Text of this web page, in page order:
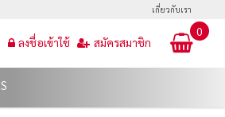
เกี่ยวกับเรา
0
ลงชื่อเข้าใช้ สมัครสมาชิก